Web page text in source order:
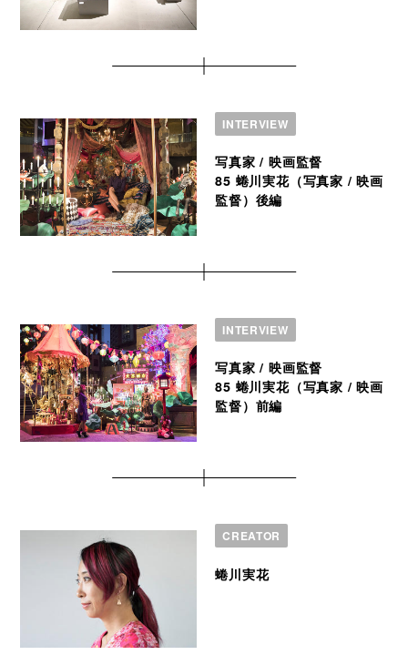
INTERVIEW
写真家 / 映画監督
85 蜷川実花（写真家 / 映画
監督）後編
INTERVIEW
写真家 / 映画監督
85 蜷川実花（写真家 / 映画
監督）前編
CREATOR
蜷川実花